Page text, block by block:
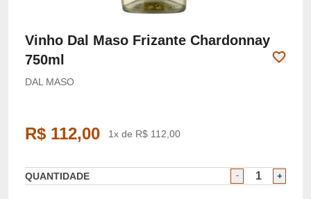
Vinho Dal Maso Frizante Chardonnay
750ml
DAL MASO
R$ 112,00 1x de R$ 112,00
QUANTIDADE